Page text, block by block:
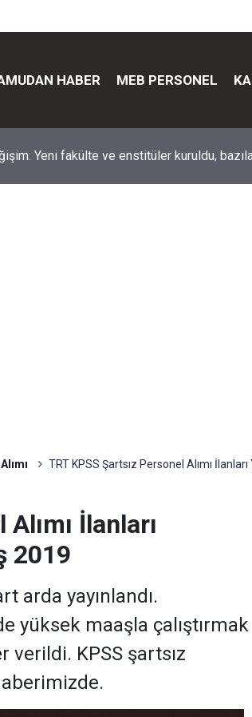
HABER MEB PERSONEL
Genel müdürler değişti, yeni isimler
TRT KPSS Şartsız Personel Alımı
İlanları
2019
arda yayınlandı.
yüksek maaşla çalıştırmak
verildi. KPSS şartsız